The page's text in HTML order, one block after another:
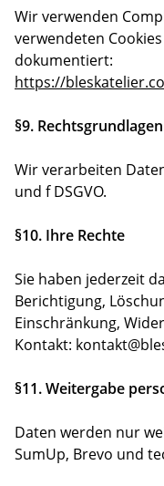
Wir verwenden
verwendeten
dokumentiert:
https://
§9. Rechtsgrundlagen
Wir verarbeiten
und f DSGVO.
§10. Ihre Rechte
Sie haben jederzeit
Berichtigung,
Einschränkung,
Kontakt:
§11. Weitergabe
Daten werden nur
SumUp, Brevo und